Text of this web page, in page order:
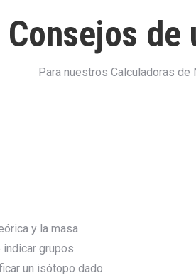
Consejos de
Para nuestros Calculadoras de
y la masa
grupos
un isótopo dado